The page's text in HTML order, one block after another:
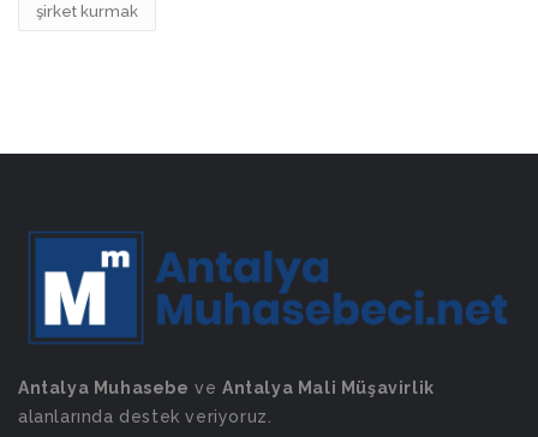
şirket kurmak
Antalya Muhasebe veAntalya Mali Müşavirlik
alanlarında destek veriyoruz.